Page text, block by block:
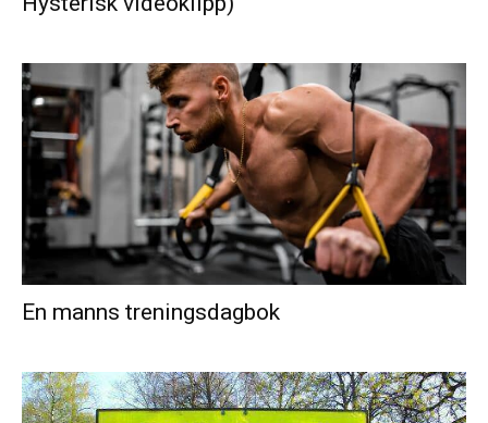
En manns treningsdagbok